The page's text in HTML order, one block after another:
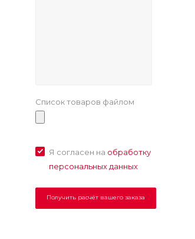
Список товаров файлом
Я согласен на обработку
персональных данных